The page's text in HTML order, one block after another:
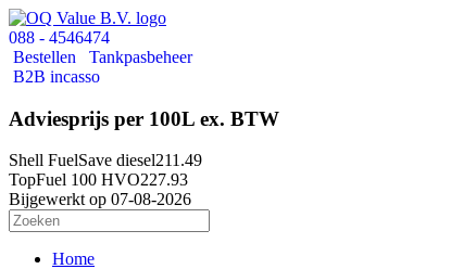
088 - 4546474
Bestellen
Tankpasbeheer
B2B incasso
Adviesprijs per 100L ex. BTW
Shell FuelSave diesel211.49
TopFuel 100 HVO227.93
Bijgewerkt op 07-08-2026
Home